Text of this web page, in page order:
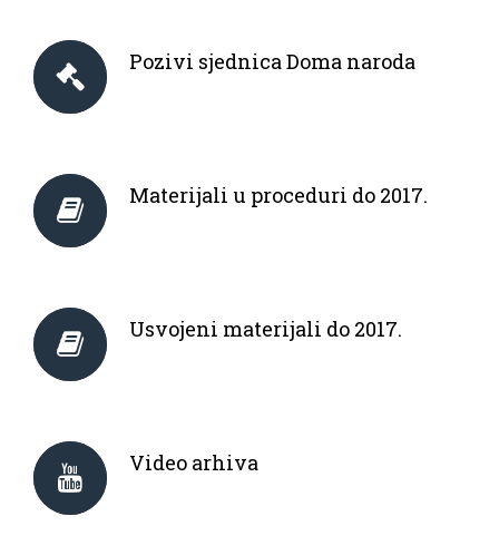
Pozivi sjednica Doma naroda
Materijali u proceduri do 2017.
Usvojeni materijali do 2017.
Video arhiva